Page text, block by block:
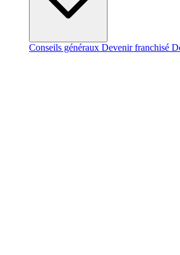
Conseils généraux Devenir franchisé